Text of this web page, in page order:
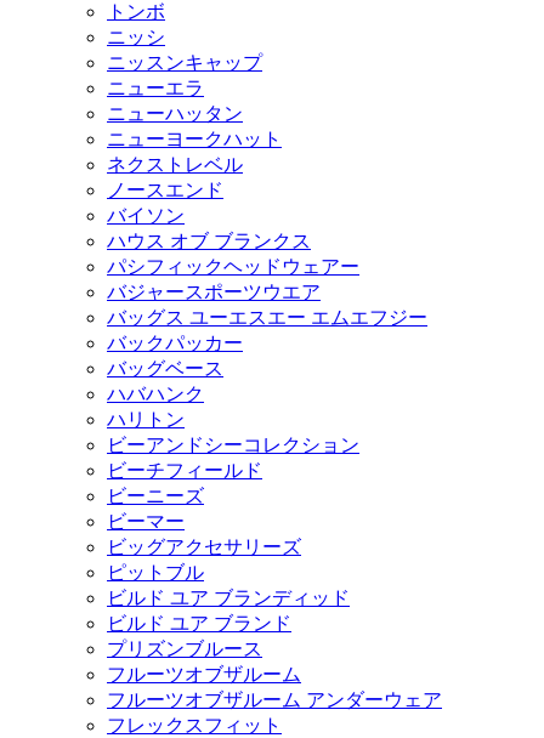
トンボ
ニッシ
ニッスンキャップ
ニューエラ
ニューハッタン
ニューヨークハット
ネクストレベル
ノースエンド
バイソン
ハウス オブ ブランクス
パシフィックヘッドウェアー
バジャースポーツウエア
バッグス ユーエスエー エムエフジー
バックパッカー
バッグベース
ハバハンク
ハリトン
ビーアンドシーコレクション
ビーチフィールド
ビーニーズ
ビーマー
ビッグアクセサリーズ
ピットブル
ビルド ユア ブランディッド
ビルド ユア ブランド
プリズンブルース
フルーツオブザルーム
フルーツオブザルーム アンダーウェア
フレックスフィット